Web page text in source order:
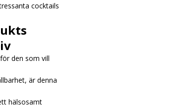
cocktails
den som vill
är denna
hälsosamt